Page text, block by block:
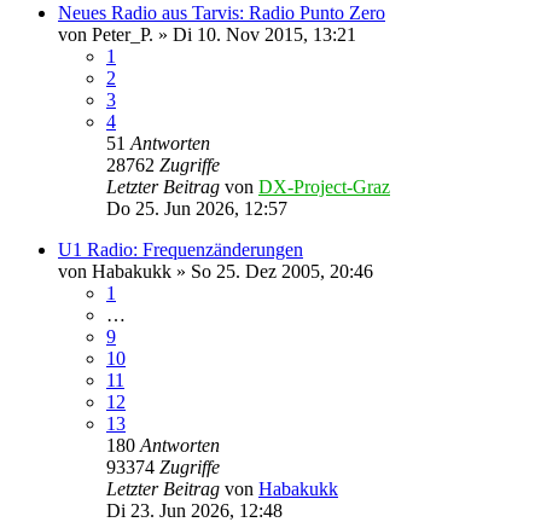
Neues Radio aus Tarvis: Radio Punto Zero
von Peter_P. » Di 10. Nov 2015, 13:21
1
2
3
4
51 Antworten
28762 Zugriffe
Letzter Beitrag von DX-Project-Graz
Do 25. Jun 2026, 12:57
U1 Radio: Frequenzänderungen
von Habakukk » So 25. Dez 2005, 20:46
1
…
9
10
11
12
13
180 Antworten
93374 Zugriffe
Letzter Beitrag von Habakukk
Di 23. Jun 2026, 12:48